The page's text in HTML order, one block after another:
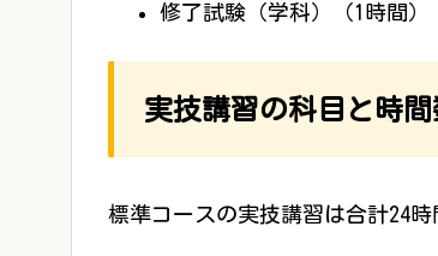
修了試験（学科）（1時間）
実技講習の科目と時間
標準コースの実技講習は合計24時